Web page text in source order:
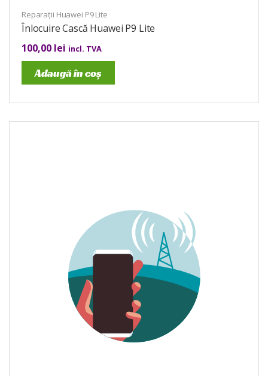
Reparații Huawei P9 Lite
Înlocuire Cască Huawei P9 Lite
100,00 lei incl. TVA
Adaugă în coș